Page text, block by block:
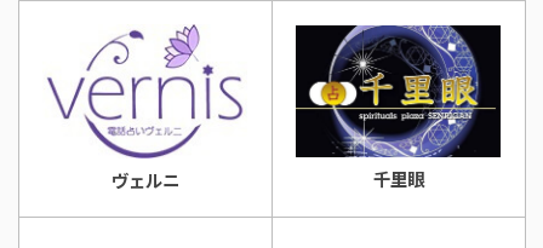
ヴェルニ 千里眼